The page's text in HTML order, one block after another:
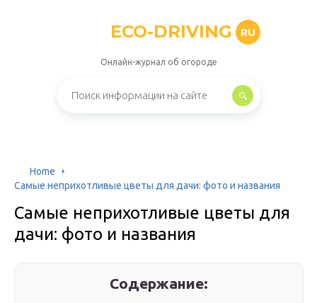
ECO-DRIVING RU
Онлайн-журнал об огороде
Home
Самые неприхотливые цветы для дачи: фото и названия
Самые неприхотливые цветы для
дачи: фото и названия
Содержание: